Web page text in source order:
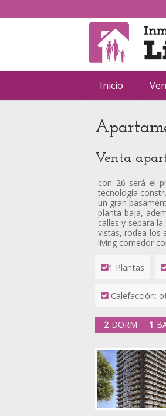
Inicio
Venta
con 26 será el
tecnología
un gran
planta baja,
calles y separa
vistas, rodea los
living comedor
1 Plantas
Calefacción:
2 DORM 1